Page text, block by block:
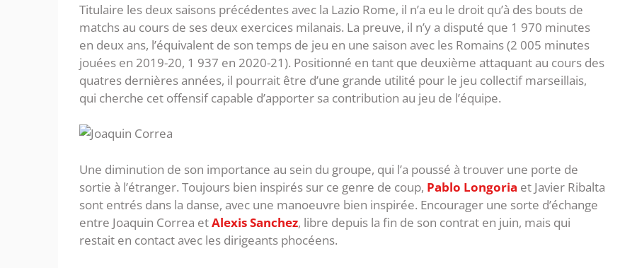
Titulaire les deux saisons précédentes avec la Lazio Rome, il n’a eu le droit qu’à des bouts de
matchs au cours de ses deux exercices milanais. La preuve, il n’y a disputé que 1 970 minutes
en deux ans, l’équivalent de son temps de jeu en une saison avec les Romains (2 005 minutes
jouées en 2019-20, 1 937 en 2020-21). Positionné en tant que deuxième attaquant au cours des
quatres dernières années, il pourrait être d’une grande utilité pour le jeu collectif marseillais,
qui cherche cet offensif capable d’apporter sa contribution au jeu de l’équipe.
Une diminution de son importance au sein du groupe, qui l’a poussé à trouver une porte de
sortie à l’étranger. Toujours bien inspirés sur ce genre de coup, Pablo Longoria et Javier Ribalta
sont entrés dans la danse, avec une manoeuvre bien inspirée. Encourager une sorte d’échange
entre Joaquin Correa etAlexis Sanchez, libre depuis la fin de son contrat en juin, mais qui
restait en contact avec les dirigeants phocéens.